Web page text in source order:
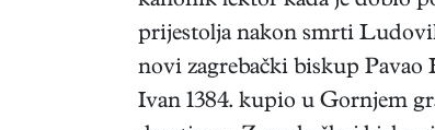
prijestolja nakon smrti
novi zagrebački biskup Pavao
Ivan 1384. kupio u Gornjem